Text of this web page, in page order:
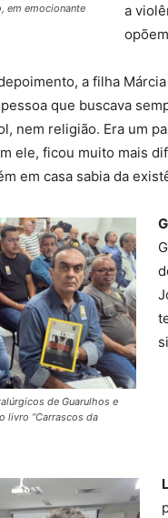
em emocionante
a
a filha
que buscava
nem religião. Era um
ele, ficou muito mais
em casa sabia da
de Guarulhos e
livro “Carrascos da